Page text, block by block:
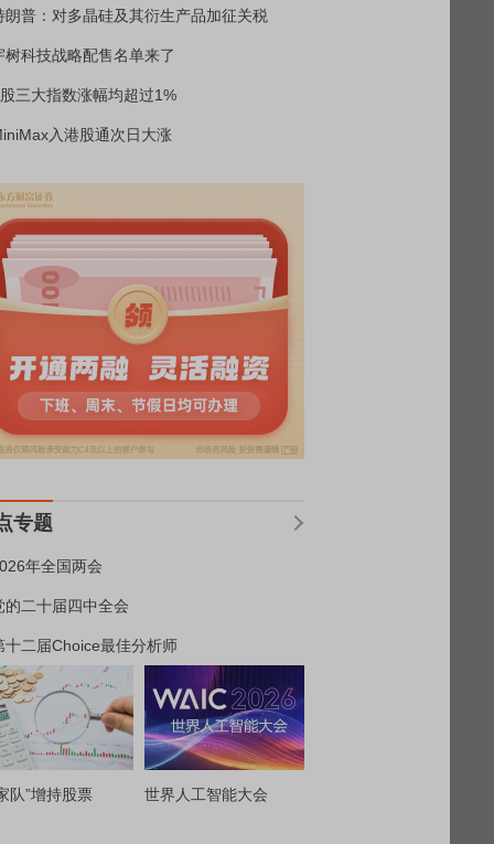
朗普：对多晶硅及其衍生产品加征关税
树科技战略配售名单来了
三大指数涨幅均超过1%
入港股通次日大涨
专题
年全国两会
的二十届四中全会
十二届Choice最佳分析师
队”增持股票 世界人工智能大会